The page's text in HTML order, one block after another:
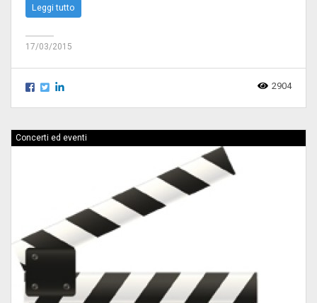
Leggi tutto
17/03/2015
2904
Concerti ed eventi